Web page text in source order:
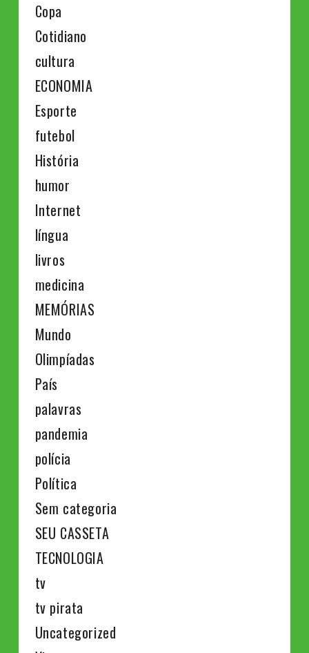
Copa
Cotidiano
cultura
ECONOMIA
Esporte
futebol
História
humor
Internet
língua
livros
medicina
MEMÓRIAS
Mundo
Olimpíadas
País
palavras
pandemia
polícia
Política
Sem categoria
SEU CASSETA
TECNOLOGIA
tv
tv pirata
Uncategorized